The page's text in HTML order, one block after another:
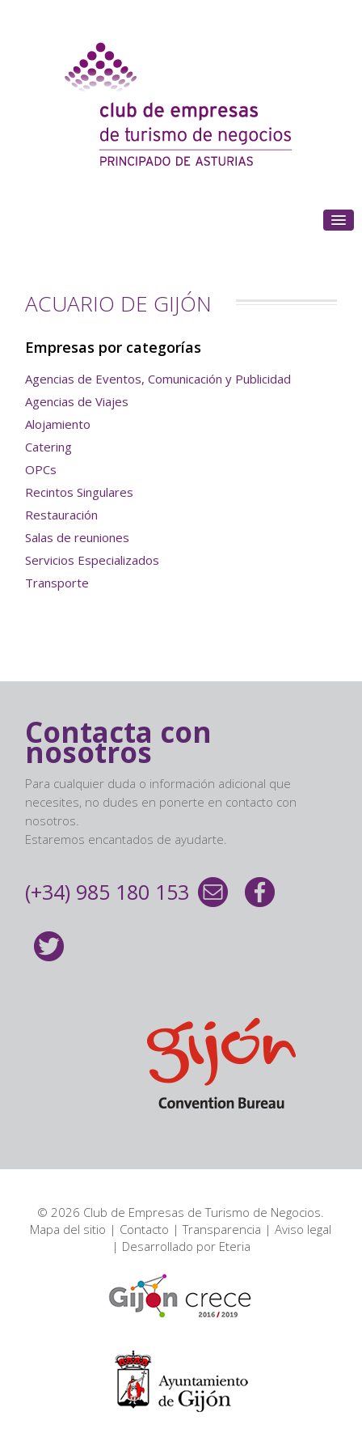
ACUARIO DE GIJÓN
Empresas por categorías
Agencias de Eventos, Comunicación y Publicidad
Agencias de Viajes
Alojamiento
Catering
OPCs
Recintos Singulares
Restauración
Salas de reuniones
Servicios Especializados
Transporte
Contacta con
nosotros
Para cualquier duda o información adicional que
necesites, no dudes en ponerte en contacto con
nosotros.
Estaremos encantados de ayudarte.
(+34) 985 180 153
© 2026 Club de Empresas de Turismo de Negocios.
Mapa del sitio | Contacto |Transparencia |Aviso legal
| Desarrollado por Eteria